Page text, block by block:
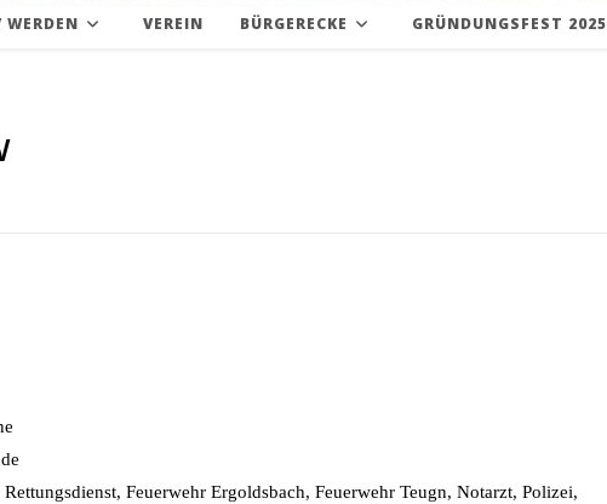
VEREIN BÜRGERECKE GRÜNDUNGSFEST 2025
Feuerwehr Ergoldsbach, Feuerwehr Teugn, Notarzt, Polizei,